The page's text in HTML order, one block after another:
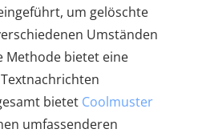
um gelöschte
Umständen
Methode bietet eine
bietet Coolmuster
umfassenderen